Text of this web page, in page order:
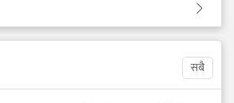
सबै